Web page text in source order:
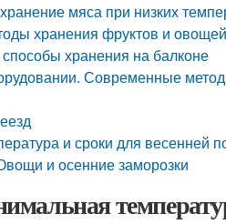
мяса при низких
хранения фруктов и овощей
хранения на балконе
Современные
и сроки для весенней
и осенние заморозки